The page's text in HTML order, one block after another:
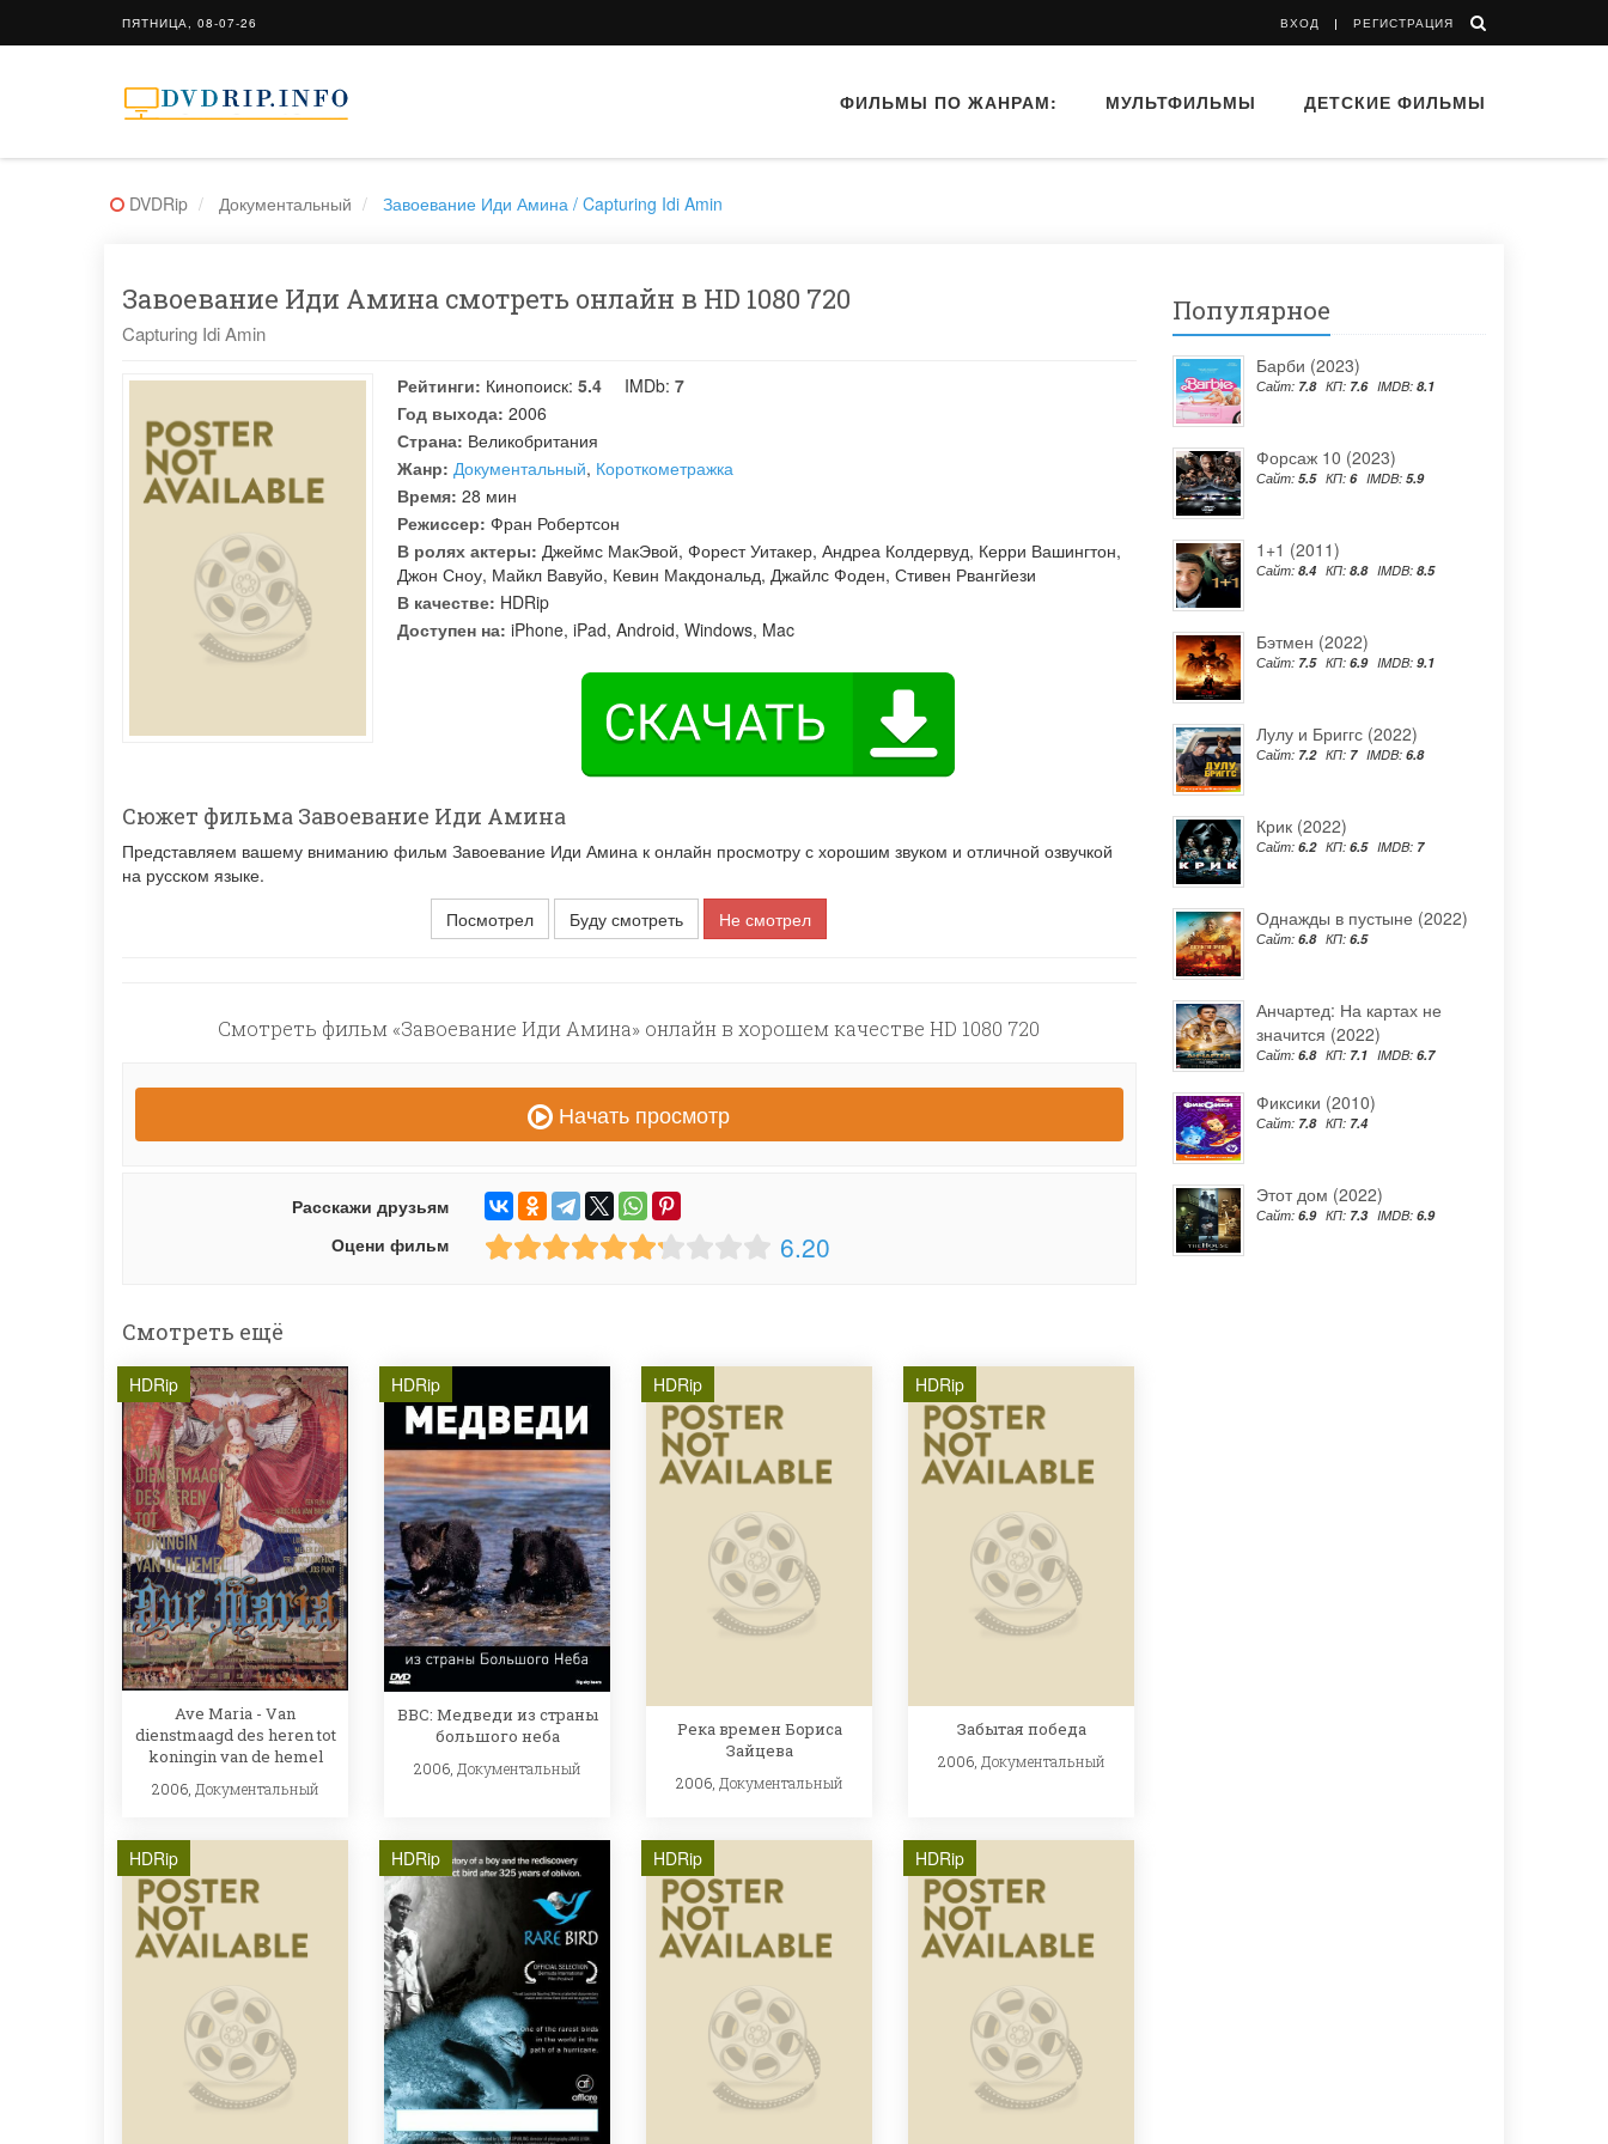
ПЯТНИЦА, 08-07-26 ВХОД РЕГИСТРАЦИЯ
ФИЛЬМЫ ПО ЖАНРАМ: МУЛЬТФИЛЬМЫ ДЕТСКИЕ ФИЛЬМЫ
DVDRip Документальный Завоевание Иди Амина / Capturing Idi Amin
Завоевание Иди Амина смотреть онлайн в HD 1080 720
Capturing Idi Amin
Рейтинги: Кинопоиск: 5.4 IMDb: 7
Год выхода: 2006
Страна: Великобритания
Жанр: Документальный, Короткометражка
Время: 28 мин
Режиссер: Фран Робертсон
В ролях актеры: Джеймс МакЭвой, Форест Уитакер, Андреа Колдервуд, Керри Вашингтон,
Джон Сноу, Майкл Вавуйо, Кевин Макдональд, Джайлс Фоден, Стивен Рвангйези
В качестве: HDRip
Доступен на: iPhone, iPad, Android, Windows, Mac
Сюжет фильма Завоевание Иди Амина
Представляем вашему вниманию фильм Завоевание Иди Амина к онлайн просмотру с хорошим звуком и отличной озвучкой
на русском языке.
Посмотрел
Буду смотреть Не смотрел
Смотреть фильм «Завоевание Иди Амина» онлайн в хорошем качестве HD 1080 720
Начать просмотр
Расскажи друзьям
Оцени фильм
6.20
Смотреть ещё
HDRip
Ave Maria - Van
dienstmaagd des heren tot
koningin van de hemel
2006, Документальный
HDRip
BBC: Медведи из страны
большого неба
2006, Документальный
HDRip
Река времен Бориса
Зайцева
2006, Документальный
HDRip
Забытая победа
2006, Документальный
HDRip HDRip HDRip HDRip
Популярное
Барби (2023)
Сайт: 7.8 КП: 7.6 IMDB: 8.1
Форсаж 10 (2023)
Сайт: 5.5 КП: 6 IMDB: 5.9
1+1 (2011)
Сайт: 8.4 КП: 8.8 IMDB: 8.5
Бэтмен (2022)
Сайт: 7.5 КП: 6.9 IMDB: 9.1
Лулу и Бриггс (2022)
Сайт: 7.2 КП: 7 IMDB: 6.8
Крик (2022)
Сайт: 6.2 КП: 6.5 IMDB: 7
Однажды в пустыне (2022)
Сайт: 6.8 КП: 6.5
Анчартед: На картах не
значится (2022)
Сайт: 6.8 КП: 7.1 IMDB: 6.7
Фиксики (2010)
Сайт: 7.8 КП: 7.4
Этот дом (2022)
Сайт: 6.9 КП: 7.3 IMDB: 6.9